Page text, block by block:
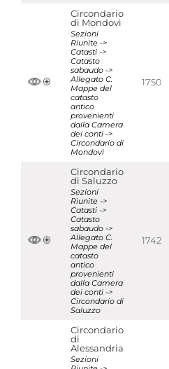
Circondario
di Mondovì
Sezioni
Riunite ->
Catasti ->
Catasto
sabaudo ->
Allegato C.
Mappe del
catasto
antico
provenienti
dalla Camera
dei conti ->
Circondario di
Mondovì
1750
Circondario
di Saluzzo
Sezioni
Riunite ->
Catasti ->
Catasto
sabaudo ->
Allegato C.
Mappe del
catasto
antico
provenienti
dalla Camera
dei conti ->
Circondario di
Saluzzo
1742
Circondario
di
Alessandria
Sezioni